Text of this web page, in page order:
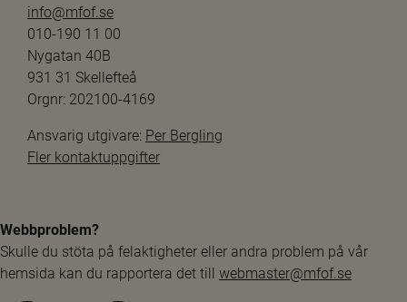
info@mfof.se
010-190 11 00
Nygatan 40B
931 31 Skellefteå
Orgnr: 202100-4169
Ansvarig utgivare: Per Bergling
Fler kontaktuppgifter
Webbproblem?
Skulle du stöta på felaktigheter eller andra problem på vår
hemsida kan du rapportera det till webmaster@mfof.se